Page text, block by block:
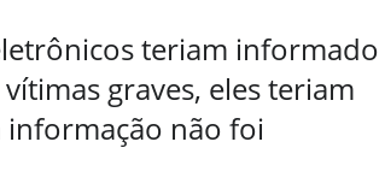
teriam informado
graves, eles teriam
não foi